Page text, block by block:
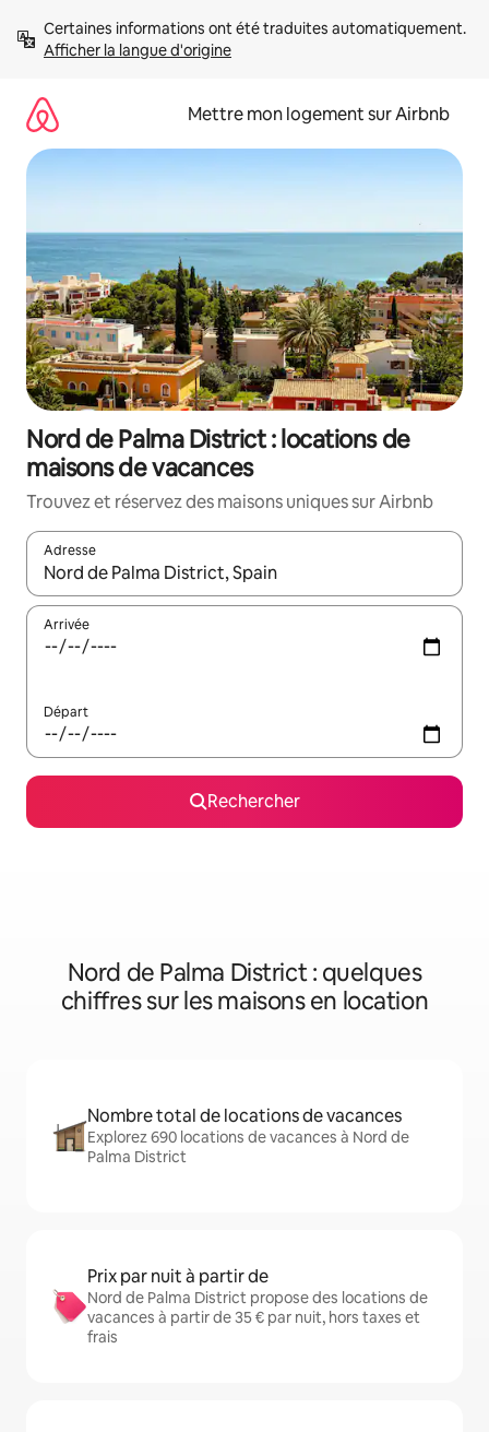
directement
Afficher la langue d'origine
Mettre mon logement sur Airbnb
Nord de Palma District : locations de
maisons de vacances
Trouvez et réservez des maisons uniques sur Airbnb
Adresse
Lorsque les résultats s'affichent, utilisez les flèches vers le
Arrivée
Départ
Rechercher
Nord de Palma District : quelques
chiffres sur les maisons en location
Nombre total de locations de vacances
Explorez 690 locations de vacances à Nord de
Palma District
Prix par nuit à partir de
Nord de Palma District propose des locations de
vacances à partir de 35 € par nuit, hors taxes et
frais